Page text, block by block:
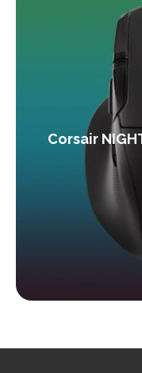
Corsair